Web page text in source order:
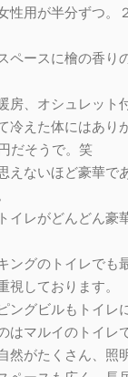
性用が半分ずつ。
ペースに檜の香り
房、オシュレット
冷えた体にはあり
だそうで。笑
えないほど豪華で
イレがどんどん豪
ングのトイレでも
視しております。
ングビルもトイレ
はマルイのトイレ
然がたくさん、照